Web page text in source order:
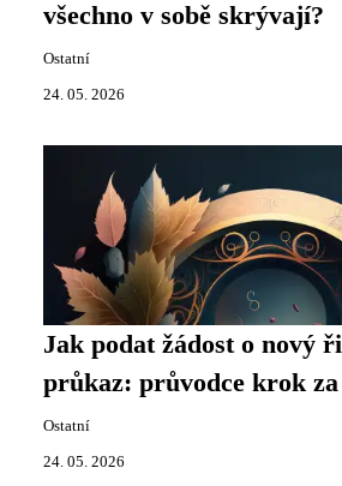
všechno v sobě skrývají?
Ostatní
24. 05. 2026
Jak podat žádost o nový
průkaz: průvodce krok
Ostatní
24. 05. 2026